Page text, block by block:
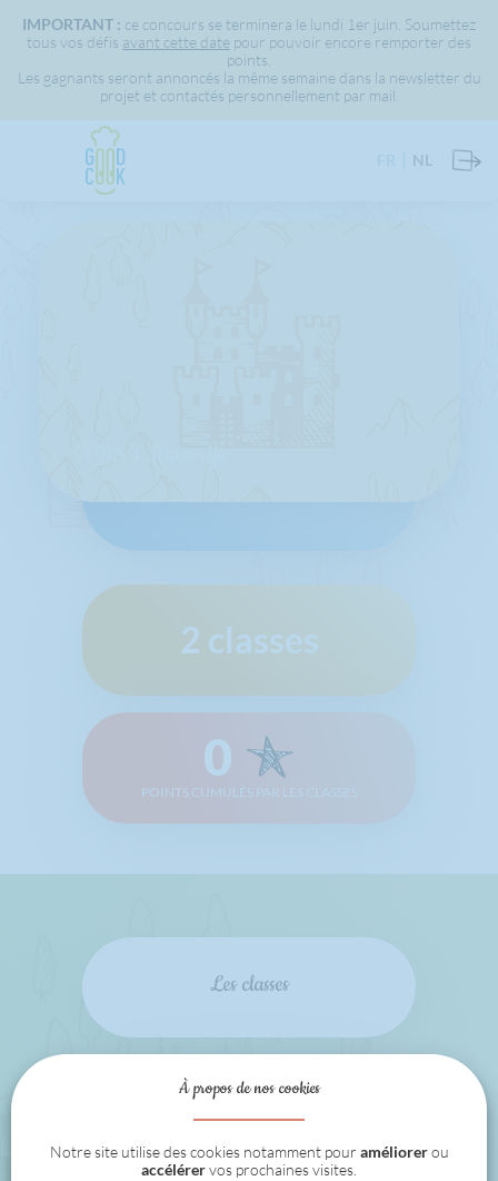
IMPORTANT : ce concours se terminera le lundi 1er juin. Soumettez
tous vos défis avant cette date pour pouvoir encore remporter des
points.
Les gagnants seront annoncés la même semaine dans la newsletter du
projet et contactés personnellement par mail.
NL
2 classes
0
POINTS CUMULÉS PAR LES CLASSES
Les classes
À propos de nos cookies
Notre site utilise des cookies notamment pour améliorerou
accélérervos prochaines visites.